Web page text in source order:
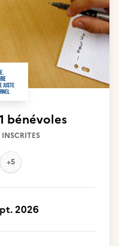
bénévoles
+5
2026